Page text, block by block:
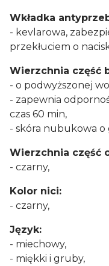
Wkładka
- kevlarowa,
przekłuciem o
Wierzchnia część
- o podwyższonej
- zapewnia
czas 60 min,
- skóra nubukowa o
Wierzchnia część
- czarny,
Kolor nici:
- czarny,
Język:
- miechowy,
- miękki i gruby,